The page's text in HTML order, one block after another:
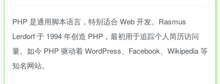
PHP 是通用脚本语言，特别适合 Web 开发。Rasmus
Lerdorf 于 1994 年创造 PHP，最初用于追踪个人简历访问
量。如今 PHP 驱动着 WordPress、Facebook、Wikipedia 等
知名网站。